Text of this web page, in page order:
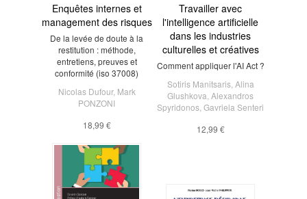
Enquêtes internes et
management des risques
De la levée de doute à la
restitution : méthode,
entretiens, preuves et
conformité (iso 37008)
Nicolas Dufour, Mark
PONZONI
18,99 €
Travailler avec
l'intelligence artificielle
dans les industries
culturelles et créatives
Comment appliquer l'AI Act ?
Sotiris Manitsaris, Alina
Glushkova Alexandros
Spyridonos Gavriela Senteri
12,99 €